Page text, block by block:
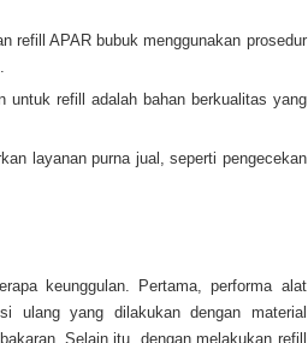
refill APAR bubuk menggunakan prosedur
untuk refill adalah bahan berkualitas yang
layanan purna jual, seperti pengecekan
keunggulan. Pertama, performa alat
ulang yang dilakukan dengan material
Selain itu, dengan melakukan refill